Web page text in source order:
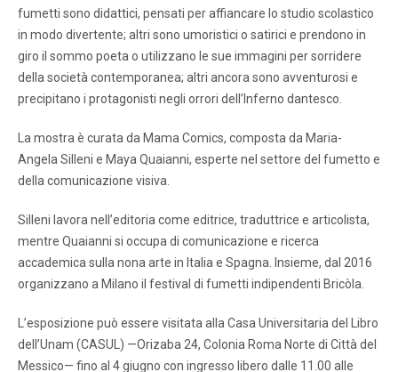
fumetti sono didattici, pensati per affiancare lo studio scolastico
in modo divertente; altri sono umoristici o satirici e prendono in
giro il sommo poeta o utilizzano le sue immagini per sorridere
della società contemporanea; altri ancora sono avventurosi e
precipitano i protagonisti negli orrori dell’Inferno dantesco.
La mostra è curata da Mama Comics, composta da Maria-
Angela Silleni e Maya Quaianni, esperte nel settore del fumetto e
della comunicazione visiva.
Silleni lavora nell’editoria come editrice, traduttrice e articolista,
mentre Quaianni si occupa di comunicazione e ricerca
accademica sulla nona arte in Italia e Spagna. Insieme, dal 2016
organizzano a Milano il festival di fumetti indipendenti Bricòla.
L’esposizione può essere visitata alla Casa Universitaria del Libro
dell’Unam (CASUL) —Orizaba 24, Colonia Roma Norte di Città del
Messico— fino al 4 giugno con ingresso libero dalle 11.00 alle